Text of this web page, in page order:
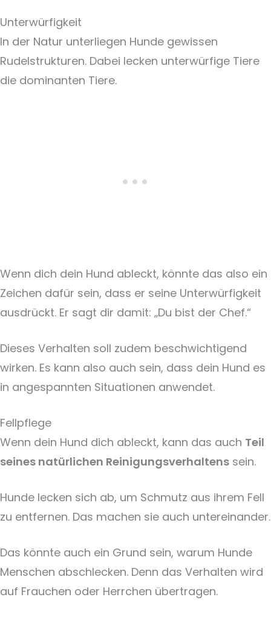
Unterwürfigkeit
In der Natur unterliegen Hunde gewissen
Rudelstrukturen. Dabei lecken unterwürfige Tiere
die dominanten Tiere.
Wenn dich dein Hund ableckt, könnte das also ein
Zeichen dafür sein, dass er seine Unterwürfigkeit
ausdrückt. Er sagt dir damit: „Du bist der Chef.“
Dieses Verhalten soll zudem beschwichtigend
wirken. Es kann also auch sein, dass dein Hund es
in angespannten Situationen anwendet.
Fellpflege
Wenn dein Hund dich ableckt, kann das auch Teil
seines natürlichen Reinigungsverhaltens sein.
Hunde lecken sich ab, um Schmutz aus ihrem Fell
zu entfernen. Das machen sie auch untereinander.
Das könnte auch ein Grund sein, warum Hunde
Menschen abschlecken. Denn das Verhalten wird
auf Frauchen oder Herrchen übertragen.